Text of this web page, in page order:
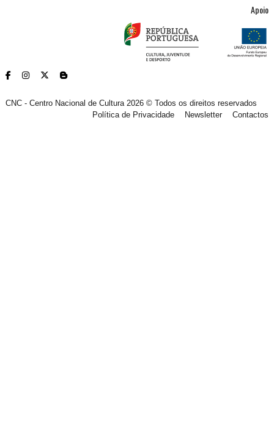
Apoio
CNC - Centro Nacional de Cultura 2026 © Todos os direitos reservados
Política de Privacidade
Newsletter Contactos